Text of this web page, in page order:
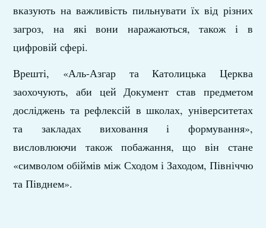
вказують на важливість пильнувати їх від різних
загроз, на які вони наражаються, також і в
цифровій сфері.
Врешті, «Аль-Азгар та Католицька Церква
заохочують, аби цей Документ став предметом
досліджень та рефлексій в школах, університетах
та закладах виховання і формування»,
висловлюючи також побажання, що він стане
«символом обіймів між Сходом і Заходом, Північчю
та Півднем».